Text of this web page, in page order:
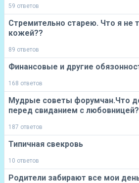
59 ответов
Стремительно старею. Что я не
кожей??
89 ответов
Финансовые и другие
168 ответов
Мудрые советы форумчан.Что
перед свиданием с любовницей?
187 ответов
Типичная свекровь
10 ответов
Родители забирают все мои